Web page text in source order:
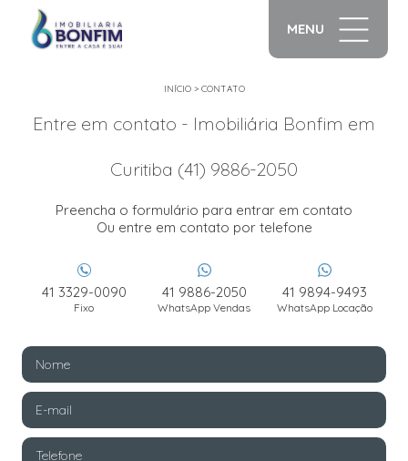
MENU
INÍCIO> CONTATO
Entre em contato - Imobiliária Bonfim em
Curitiba (41) 9886-2050
Preencha o formulário para entrar em contato
Ou entre em contato por telefone
41 3329-0090
Fixo
41 9886-2050
WhatsApp Vendas
41 9894-9493
WhatsApp Locação